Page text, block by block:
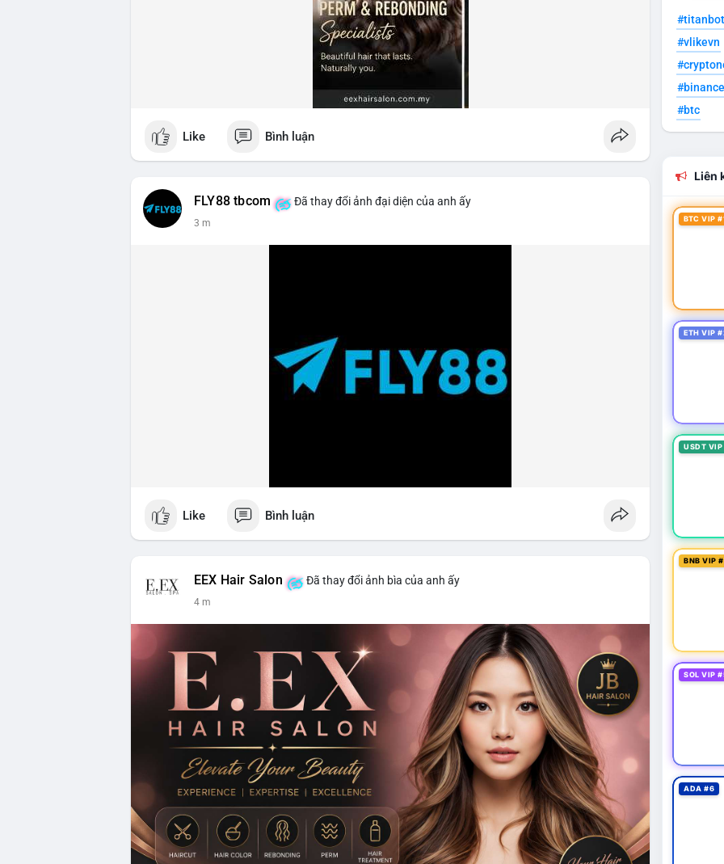
Like Bình luận
FLY88 tbcom Đã thay đổi ảnh đại diện của anh ấy
3 m
Like Bình luận
EEX Hair Salon Đã thay đổi ảnh bìa của anh ấy
4 m
#titanbot
#vlikevn
#btc
Liên
BTC VIP
ETH VIP
USDT
BNB VIP
SOL VIP
ADA #6